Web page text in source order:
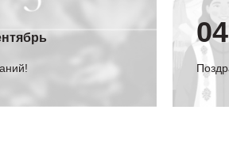
04